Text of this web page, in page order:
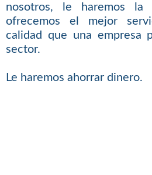
nosotros, le haremos
ofrecemos el mejor
calidad que una empresa
sector.
Le haremos ahorrar dinero.